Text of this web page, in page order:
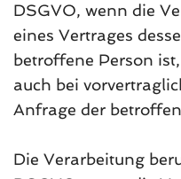
DSGVO, wenn die
eines Vertrages
betroffene Person
auch bei
Anfrage der
Die Verarbeitung